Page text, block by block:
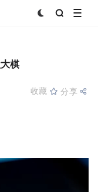
大棋
收藏 分享